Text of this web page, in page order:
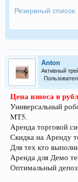
Резервный список:
Anton
Активный
Цена взноса в
Универсальный
MT5.
Аренда торговой
Скидка на Аренду
Для тех кто
Аренда для Демо
Оптимальный